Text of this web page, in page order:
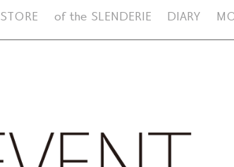
STORE of the SLENDERIE DIARY